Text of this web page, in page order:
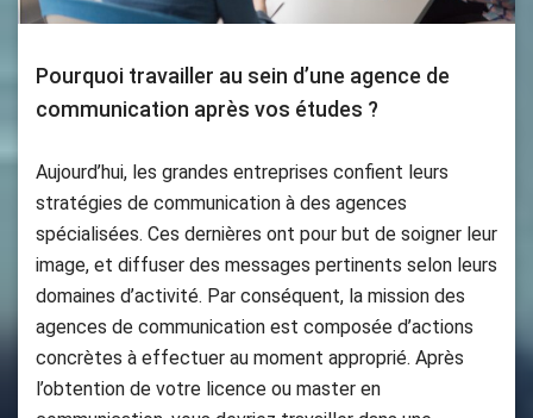
Pourquoi travailler au sein d’une agence de
communication après vos études ?
Aujourd’hui, les grandes entreprises confient leurs
stratégies de communication à des agences
spécialisées. Ces dernières ont pour but de soigner leur
image, et diffuser des messages pertinents selon leurs
domaines d’activité. Par conséquent, la mission des
agences de communication est composée d’actions
concrètes à effectuer au moment approprié. Après
l’obtention de votre licence ou master en